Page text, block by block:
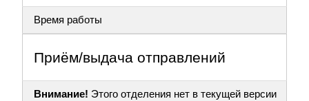
Время работы
Приём/выдача отправлений
Внимание! Этого отделения нет в текущей версии